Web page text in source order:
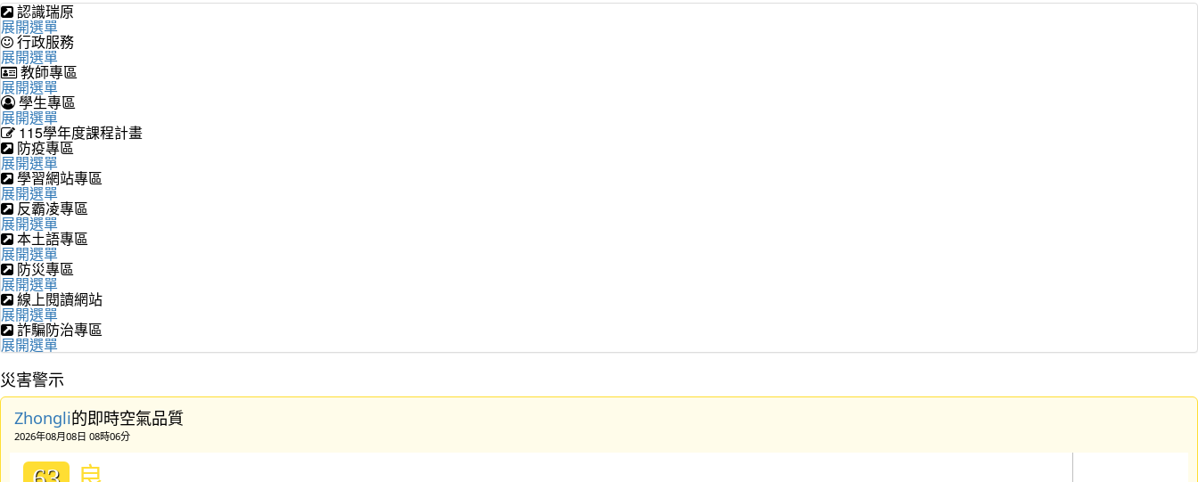
認識瑞原
展開選單
行政服務
展開選單
教師專區
展開選單
學生專區
展開選單
115學年度課程計畫
防疫專區
展開選單
學習網站專區
展開選單
反霸凌專區
展開選單
本土語專區
展開選單
防災專區
展開選單
線上閱讀網站
展開選單
詐騙防治專區
展開選單
災害警示
Zhongli的即時空氣品質
2026年08月08日 08時06分